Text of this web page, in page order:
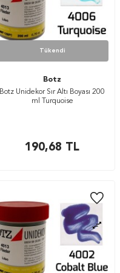
Tükendi
Botz
Botz Unidekor Sır Altı Boyası 200
ml Turquoise
190,68 TL